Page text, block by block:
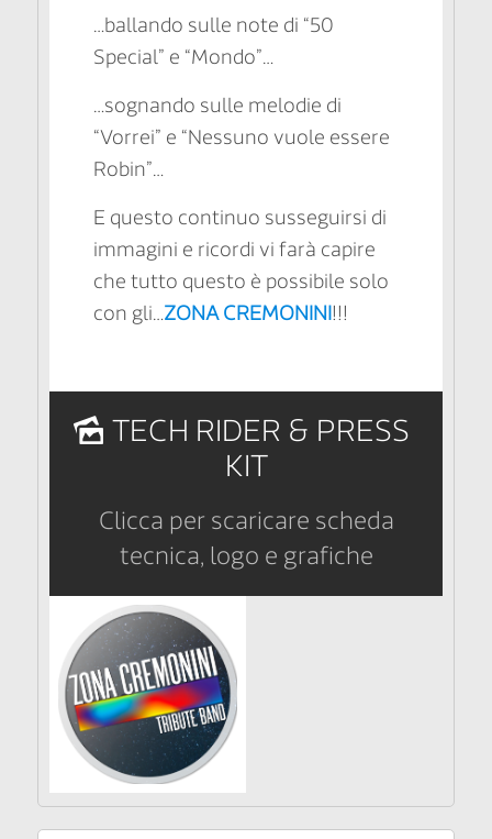
…ballando sulle note di “50
Special” e “Mondo”…
…sognando sulle melodie di
“Vorrei” e “Nessuno vuole essere
Robin”…
E questo continuo susseguirsi di
immagini e ricordi vi farà capire
che tutto questo è possibile solo
con gli…ZONA CREMONINI!!!
TECH RIDER & PRESS
KIT
Clicca per scaricare scheda
tecnica, logo e grafiche